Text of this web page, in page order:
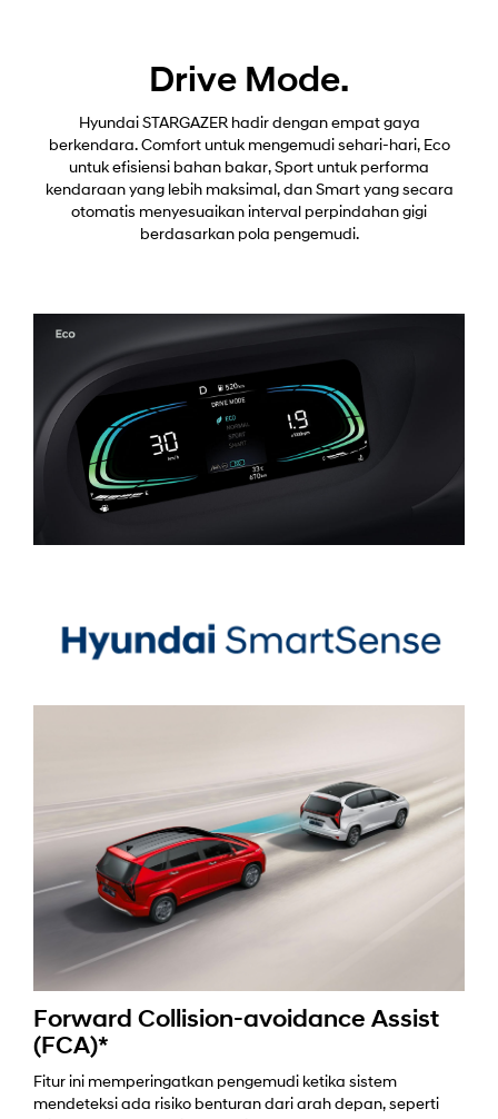
Drive Mode.
Hyundai STARGAZER hadir dengan empat gaya
berkendara. Comfort untuk mengemudi sehari-hari, Eco
untuk efisiensi bahan bakar, Sport untuk performa
kendaraan yang lebih maksimal, dan Smart yang secara
otomatis menyesuaikan interval perpindahan gigi
berdasarkan pola pengemudi.
Forward Collision-avoidance Assist
(FCA)*
Fitur ini memperingatkan pengemudi ketika sistem
mendeteksi ada risiko benturan dari arah depan, seperti